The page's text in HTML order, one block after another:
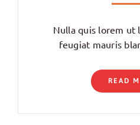
Nulla quis lorem ut
feugiat mauris
READ